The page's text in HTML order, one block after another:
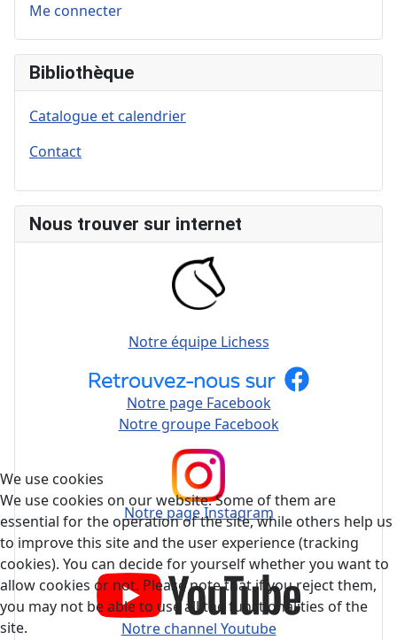
Me connecter
Bibliothèque
Catalogue et calendrier
Contact
Nous trouver sur internet
Notre équipe Lichess
Notre page Facebook
Notre groupe Facebook
Notre page Instagram
Notre channel Youtube
We use cookies
We use cookies on our website. Some of them are
essential for the operation of the site, while others help us
to improve this site and the user experience (tracking
cookies). You can decide for yourself whether you want to
allow cookies or not. Please note that if you reject them,
you may not be able to use all the functionalities of the
site.